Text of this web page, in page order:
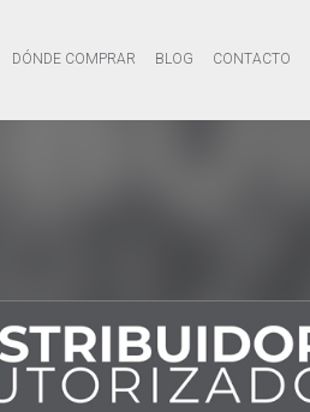
DÓNDE COMPRAR BLOG CONTACTO